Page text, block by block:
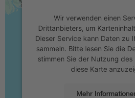
Wir verwenden einen
Drittanbieters, um
Dieser Service kann Daten zu
sammeln. Bitte lesen Sie die
stimmen Sie der Nutzung des
diese Karte
Mehr